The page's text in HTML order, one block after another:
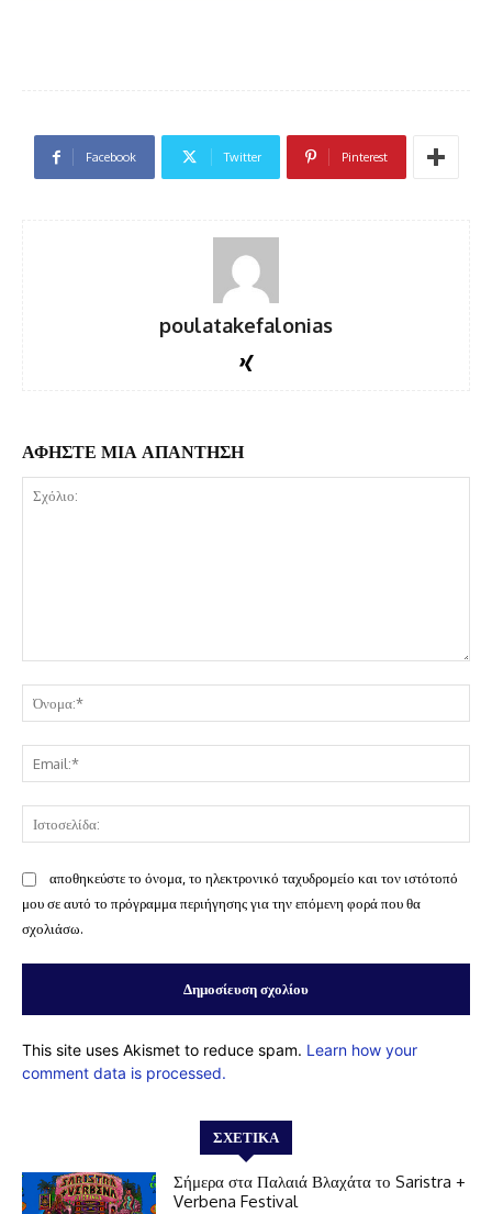
Facebook Twitter Pinterest
poulatakefalonias
ΑΦΗΣΤΕ ΜΙΑ ΑΠΑΝΤΗΣΗ
αποθηκεύστε το όνομα, το ηλεκτρονικό ταχυδρομείο και τον ιστότοπό
μου σε αυτό το πρόγραμμα περιήγησης για την επόμενη φορά που θα
σχολιάσω.
This site uses Akismet to reduce spam. Learn how your
comment data is processed.
ΣΧΕΤΙΚΆ
Σήμερα στα Παλαιά Βλαχάτα το Saristra +
Verbena Festival